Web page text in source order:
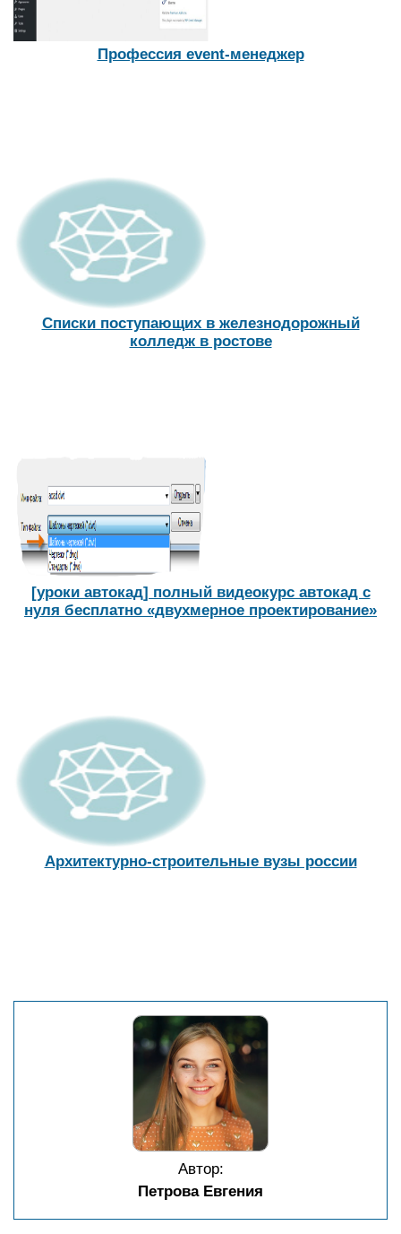
Профессия event-менеджер
Списки поступающих в железнодорожный
колледж в ростове
[уроки автокад] полный видеокурс автокад с
нуля бесплатно «двухмерное проектирование»
Архитектурно-строительные вузы россии
Автор:
Петрова Евгения